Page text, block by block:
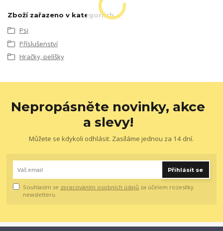
Zboží zařazeno v kategoriích
Psi
Příslušenství
Hračky, pelíšky
Nepropásněte novinky, akce
a slevy!
Můžete se kdykoli odhlásit. Zasíláme jednou za 14 dní.
Přihlásit se
Souhlasím se zpracováním osobních údajů za účelem rozesílky
newsletteru.